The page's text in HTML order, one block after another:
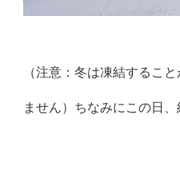
（注意：冬は凍結するこ
ません）ちなみにこの日